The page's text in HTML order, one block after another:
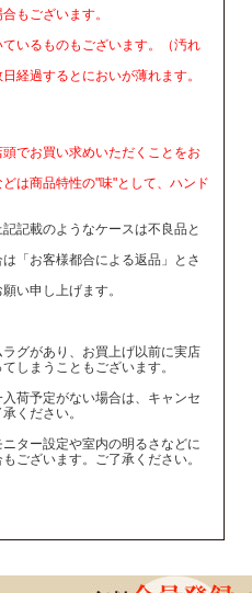
もございます。
いるものもございます。（汚れ
経過するとにおいが薄れます。
でお買い求めいただくことをお
は商品特性の"味"として、ハンド
記載のようなケースは不良品と
「お客様都合による返品」とさ
い申し上げます。
グがあり、お買上げ以前に実店
しまうこともございます。
荷予定がない場合は、キャンセ
ください。
ター設定や室内の明るさなどに
ございます。ご了承ください。